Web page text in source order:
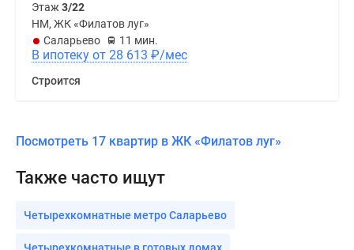
Этаж3/22
НМ, ЖК «Филатов луг»
Саларьево
11 мин.
В ипотеку от 28 613 ₽/мес
Строится
Посмотреть 17 квартир в ЖК «Филатов луг»
Также часто ищут
Четырехкомнатные метро Саларьево